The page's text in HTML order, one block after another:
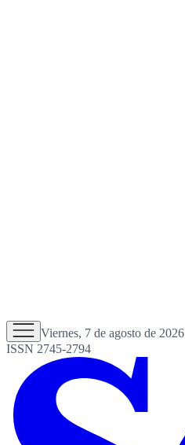
Viernes, 7 de agosto de 2026
ISSN 2745-2794